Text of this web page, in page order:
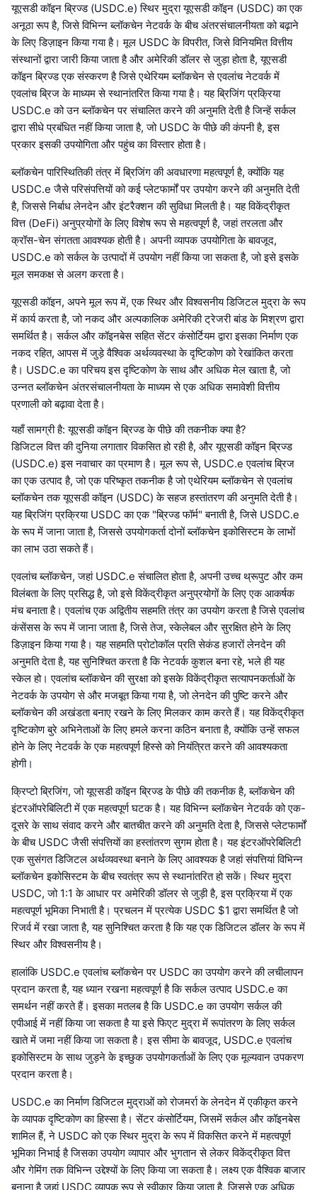
यूएसडी कॉइन ब्रिज्ड (USDC.e) स्थिर मुद्रा यूएसडी कॉइन (USDC) का एक
अनूठा रूप है, जिसे विभिन्न ब्लॉकचेन नेटवर्क के बीच अंतरसंचालनीयता को बढ़ाने
के लिए डिज़ाइन किया गया है। मूल USDC के विपरीत, जिसे विनियमित वित्तीय
संस्थानों द्वारा जारी किया जाता है और अमेरिकी डॉलर से जुड़ा होता है, यूएसडी
कॉइन ब्रिज्ड एक संस्करण है जिसे एथेरियम ब्लॉकचेन से एवलांच नेटवर्क में
एवलांच ब्रिज के माध्यम से स्थानांतरित किया गया है। यह ब्रिजिंग प्रक्रिया
USDC.e को उन ब्लॉकचेन पर संचालित करने की अनुमति देती है जिन्हें सर्कल
द्वारा सीधे प्रबंधित नहीं किया जाता है, जो USDC के पीछे की कंपनी है, इस
प्रकार इसकी उपयोगिता और पहुंच का विस्तार होता है।
ब्लॉकचेन पारिस्थितिकी तंत्र में ब्रिजिंग की अवधारणा महत्वपूर्ण है, क्योंकि यह
USDC.e जैसे परिसंपत्तियों को कई प्लेटफार्मों पर उपयोग करने की अनुमति देती
है, जिससे निर्बाध लेनदेन और इंटरैक्शन की सुविधा मिलती है। यह विकेंद्रीकृत
वित्त (DeFi) अनुप्रयोगों के लिए विशेष रूप से महत्वपूर्ण है, जहां तरलता और
क्रॉस-चेन संगतता आवश्यक होती है। अपनी व्यापक उपयोगिता के बावजूद,
USDC.e को सर्कल के उत्पादों में उपयोग नहीं किया जा सकता है, जो इसे इसके
मूल समकक्ष से अलग करता है।
यूएसडी कॉइन, अपने मूल रूप में, एक स्थिर और विश्वसनीय डिजिटल मुद्रा के रूप
में कार्य करता है, जो नकद और अल्पकालिक अमेरिकी ट्रेजरी बांड के मिश्रण द्वारा
समर्थित है। सर्कल और कॉइनबेस सहित सेंटर कंसोर्टियम द्वारा इसका निर्माण एक
नकद रहित, आपस में जुड़े वैश्विक अर्थव्यवस्था के दृष्टिकोण को रेखांकित करता
है। USDC.e का परिचय इस दृष्टिकोण के साथ और अधिक मेल खाता है, जो
उन्नत ब्लॉकचेन अंतरसंचालनीयता के माध्यम से एक अधिक समावेशी वित्तीय
प्रणाली को बढ़ावा देता है।
यहाँ सामग्री है: यूएसडी कॉइन ब्रिज्ड के पीछे की तकनीक क्या है?
डिजिटल वित्त की दुनिया लगातार विकसित हो रही है, और यूएसडी कॉइन ब्रिज्ड
(USDC.e) इस नवाचार का प्रमाण है। मूल रूप से, USDC.e एवलांच ब्रिज
का एक उत्पाद है, जो एक परिष्कृत तकनीक है जो एथेरियम ब्लॉकचेन से एवलांच
ब्लॉकचेन तक यूएसडी कॉइन (USDC) के सहज हस्तांतरण की अनुमति देती है।
यह ब्रिजिंग प्रक्रिया USDC का एक "ब्रिज्ड फॉर्म" बनाती है, जिसे USDC.e
के रूप में जाना जाता है, जिससे उपयोगकर्ता दोनों ब्लॉकचेन इकोसिस्टम के लाभों
का लाभ उठा सकते हैं।
एवलांच ब्लॉकचेन, जहां USDC.e संचालित होता है, अपनी उच्च थ्रूपुट और कम
विलंबता के लिए प्रसिद्ध है, जो इसे विकेंद्रीकृत अनुप्रयोगों के लिए एक आकर्षक
मंच बनाता है। एवलांच एक अद्वितीय सहमति तंत्र का उपयोग करता है जिसे एवलांच
कंसेंसस के रूप में जाना जाता है, जिसे तेज, स्केलेबल और सुरक्षित होने के लिए
डिज़ाइन किया गया है। यह सहमति प्रोटोकॉल प्रति सेकंड हजारों लेनदेन की
अनुमति देता है, यह सुनिश्चित करता है कि नेटवर्क कुशल बना रहे, भले ही यह
स्केल हो। एवलांच ब्लॉकचेन की सुरक्षा को इसके विकेंद्रीकृत सत्यापनकर्ताओं के
नेटवर्क के उपयोग से और मजबूत किया गया है, जो लेनदेन की पुष्टि करने और
ब्लॉकचेन की अखंडता बनाए रखने के लिए मिलकर काम करते हैं। यह विकेंद्रीकृत
दृष्टिकोण बुरे अभिनेताओं के लिए हमले करना कठिन बनाता है, क्योंकि उन्हें सफल
होने के लिए नेटवर्क के एक महत्वपूर्ण हिस्से को नियंत्रित करने की आवश्यकता
होगी।
क्रिप्टो ब्रिजिंग, जो यूएसडी कॉइन ब्रिज्ड के पीछे की तकनीक है, ब्लॉकचेन की
इंटरऑपरेबिलिटी में एक महत्वपूर्ण घटक है। यह विभिन्न ब्लॉकचेन नेटवर्क को एक-
दूसरे के साथ संवाद करने और बातचीत करने की अनुमति देता है, जिससे प्लेटफार्मों
के बीच USDC जैसी संपत्तियों का हस्तांतरण सुगम होता है। यह इंटरऑपरेबिलिटी
एक सुसंगत डिजिटल अर्थव्यवस्था बनाने के लिए आवश्यक है जहां संपत्तियां विभिन्न
ब्लॉकचेन इकोसिस्टम के बीच स्वतंत्र रूप से स्थानांतरित हो सकें। स्थिर मुद्रा
USDC, जो 1:1 के आधार पर अमेरिकी डॉलर से जुड़ी है, इस प्रक्रिया में एक
महत्वपूर्ण भूमिका निभाती है। प्रचलन में प्रत्येक USDC $1 द्वारा समर्थित है जो
रिजर्व में रखा जाता है, यह सुनिश्चित करता है कि यह एक डिजिटल डॉलर के रूप में
स्थिर और विश्वसनीय है।
हालांकि USDC.e एवलांच ब्लॉकचेन पर USDC का उपयोग करने की लचीलापन
प्रदान करता है, यह ध्यान रखना महत्वपूर्ण है कि सर्कल उत्पाद USDC.e का
समर्थन नहीं करते हैं। इसका मतलब है कि USDC.e का उपयोग सर्कल की
एपीआई में नहीं किया जा सकता है या इसे फिएट मुद्रा में रूपांतरण के लिए सर्कल
खाते में जमा नहीं किया जा सकता है। इस सीमा के बावजूद, USDC.e एवलांच
इकोसिस्टम के साथ जुड़ने के इच्छुक उपयोगकर्ताओं के लिए एक मूल्यवान उपकरण
प्रदान करता है।
USDC.e का निर्माण डिजिटल मुद्राओं को रोजमर्रा के लेनदेन में एकीकृत करने
के व्यापक दृष्टिकोण का हिस्सा है। सेंटर कंसोर्टियम, जिसमें सर्कल और कॉइनबेस
शामिल हैं, ने USDC को एक स्थिर मुद्रा के रूप में विकसित करने में महत्वपूर्ण
भूमिका निभाई है जिसका उपयोग व्यापार और भुगतान से लेकर विकेंद्रीकृत वित्त
और गेमिंग तक विभिन्न उद्देश्यों के लिए किया जा सकता है। लक्ष्य एक वैश्विक बाजार
बनाना है जहां USDC व्यापक रूप से स्वीकार किया जाता है, जिससे एक अधिक